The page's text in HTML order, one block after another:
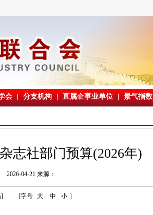
会 | 分支机构 | 直属企事业单位 | 景气指数
志社部门预算(2026年)
2026-04-21 来源：
[字号 大 中 小 ]